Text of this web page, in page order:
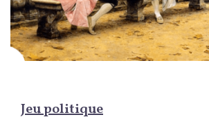
Jeu politique